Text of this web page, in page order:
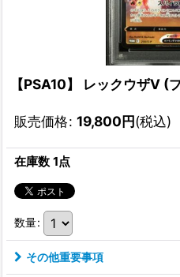
【PSA10】 レックウザV
販売価格: 19,800円(税込)
在庫数 1点
数量:
その他重要事項